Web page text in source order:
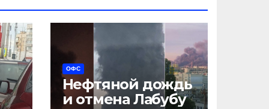
ОФС
Нефтяной дождь
и отмена Лабубу